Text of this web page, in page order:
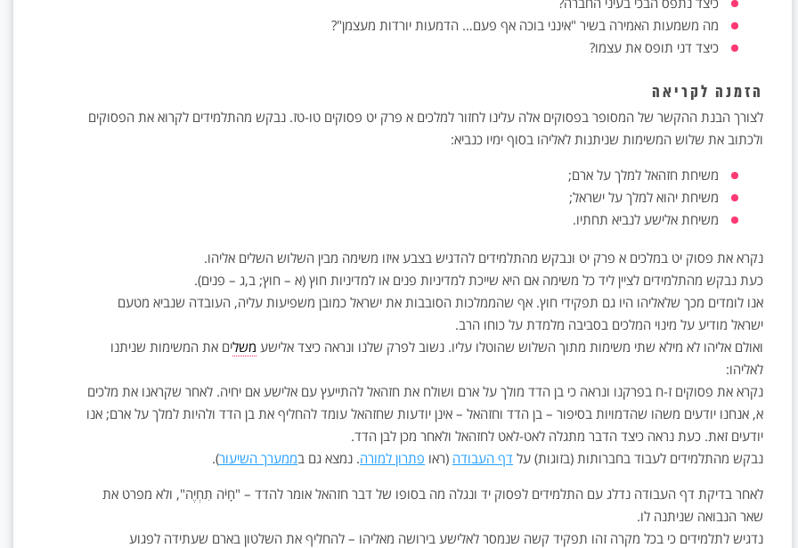
מה משמעות האמירה בשיר "אינני בוכה אף פעם… הדמעות יורדות מעצמן"?
כיצד דני תופס את עצמו?
הזמנה לקריאה
לצורך הבנת ההקשר של המסופר בפסוקים אלה עלינו לחזור למלכים א פרק יט פסוקים טו-טז. נבקש מהתלמידים לקרוא את הפסוקים
ולכתוב את שלוש המשימות שניתנות לאליהו בסוף ימיו כנביא:
משיחת חזהאל למלך על ארם;
משיחת יהוא למלך על ישראל;
משיחת אלישע לנביא תחתיו.
נקרא את פסוק יט במלכים א פרק יט ונבקש מהתלמידים להדגיש בצבע איזו משימה מבין השלוש השלים אליהו.
כעת נבקש מהתלמידים לציין ליד כל משימה אם היא שייכת למדיניות פנים או למדיניות חוץ (א – חוץ; ב,ג – פנים).
אנו לומדים מכך שלאליהו היו גם תפקידי חוץ. אף שהממלכות הסובבות את ישראל כמובן משפיעות עליה, העובדה שנביא מטעם
ישראל מודיע על מינוי המלכים בסביבה מלמדת על כוחו הרב.
ואולם אליהו לא מילא שתי משימות מתוך השלוש שהוטלו עליו. נשוב לפרק שלנו ונראה כיצד אלישע משלים את המשימות שניתנו
לאליהו:
נקרא את פסוקים ז-ח בפרקנו ונראה כי בן הדד מולך על ארם ושולח את חזהאל להתייעץ עם אלישע אם יחיה. לאחר שקראנו את מלכים
א, אנחנו יודעים משהו שהדמויות בסיפור – בן הדד וחזהאל – אינן יודעות שחזהאל עומד להחליף את בן הדד ולהיות למלך על ארם; אנו
יודעים זאת. כעת נראה כיצד הדבר מתגלה לאט-לאט לחזהאל ולאחר מכן לבן הדד.
נבקש מהתלמידים לעבוד בחברותות (בזוגות) על דף העבודה (ראו פתרון למורה. נמצא גם בממערך השיעור).
לאחר בדיקת דף העבודה נדלג עם התלמידים לפסוק יד ונגלה מה בסופו של דבר חזהאל אומר להדד – "חָיֹה תִחְיֶה", ולא מפרט את
שאר הנבואה שניתנה לו.
נדגיש לתלמידים כי בכל מקרה זהו תפקיד קשה שנמסר לאלישע בירושה מאליהו – להחליף את השלטון בארם שעתידה לפגוע